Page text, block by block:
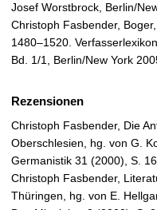
Josef Worstbrock, Berlin/
Christoph Fasbender,
1480–1520.
Bd. 1/1, Berlin/New York
Rezensionen
Christoph Fasbender, Die
Oberschlesien, hg. von G.
Germanistik 31 (2000), S.
Christoph Fasbender,
Thüringen, hg. von E.